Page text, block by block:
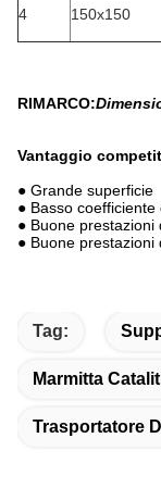
4 150x150
RIMARCO:
Vantaggio
● Grande superficie
● Basso
● Buone
● Buone
Tag:
Marmitta
Trasportatore